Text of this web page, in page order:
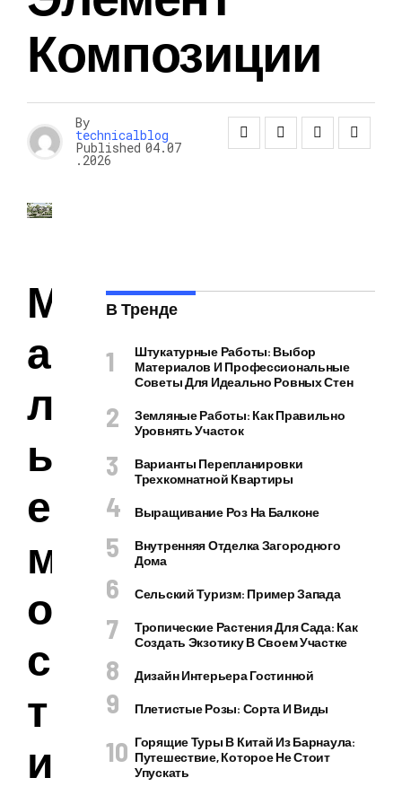
Композиции
By
technicalblog
Published 04.07
.2026
М
а
л
ы
е
м
о
с
т
и
В Тренде
Штукатурные Работы: Выбор
Материалов И Профессиональные
Советы Для Идеально Ровных Стен
Земляные Работы: Как Правильно
Уровнять Участок
Варианты Перепланировки
Трехкомнатной Квартиры
Выращивание Роз На Балконе
Внутренняя Отделка Загородного
Дома
Сельский Туризм: Пример Запада
Тропические Растения Для Сада: Как
Создать Экзотику В Своем Участке
Дизайн Интерьера Гостинной
Плетистые Розы: Сорта И Виды
Горящие Туры В Китай Из Барнаула:
Путешествие, Которое Не Стоит
Упускать